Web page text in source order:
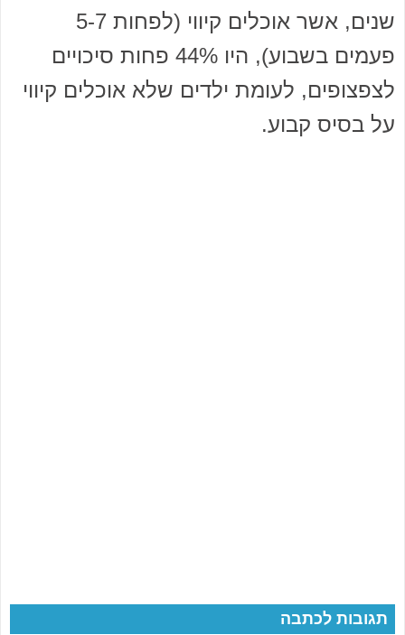
שנים, אשר אוכלים קיווי (לפחות 5-7
פעמים בשבוע), היו 44% פחות סיכויים
לצפצופים, לעומת ילדים שלא אוכלים קיווי
על בסיס קבוע.
תגובות לכתבה